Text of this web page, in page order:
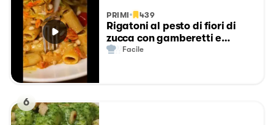
PRIMI 439
Rigatoni al pesto di fiori di
zucca con gamberetti e
pomodorini
Facile
6